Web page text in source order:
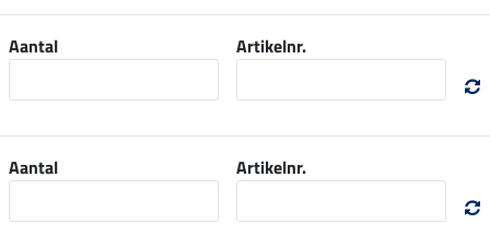
Aantal Artikelnr.
Aantal Artikelnr.